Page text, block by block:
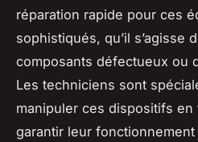
réparation rapide pour ces
sophistiqués, qu’il s’agisse
composants défectueux ou
Les techniciens sont
manipuler ces dispositifs
garantir leur fonctionnement